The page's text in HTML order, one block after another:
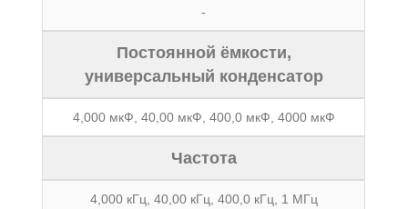
-
Постоянной ёмкости,
универсальный конденсатор
4,000 мкФ, 40,00 мкФ, 400,0 мкФ, 4000 мкФ
Частота
4,000 кГц, 40,00 кГц, 400,0 кГц, 1 МГц